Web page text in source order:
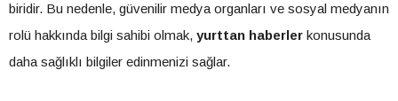
biridir. Bu nedenle, güvenilir medya organları ve sosyal medyanın
rolü hakkında bilgi sahibi olmak, yurttan haberler konusunda
daha sağlıklı bilgiler edinmenizi sağlar.